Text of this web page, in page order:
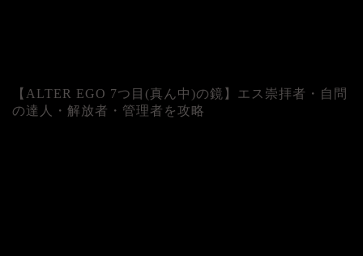
【ALTER EGO 7つ目(真ん中)の鏡】エス崇拝者・自問
の達人・解放者・管理者を攻略